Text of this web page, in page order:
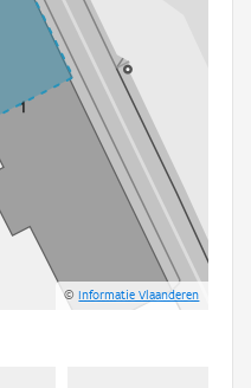
©Informatie Vlaanderen